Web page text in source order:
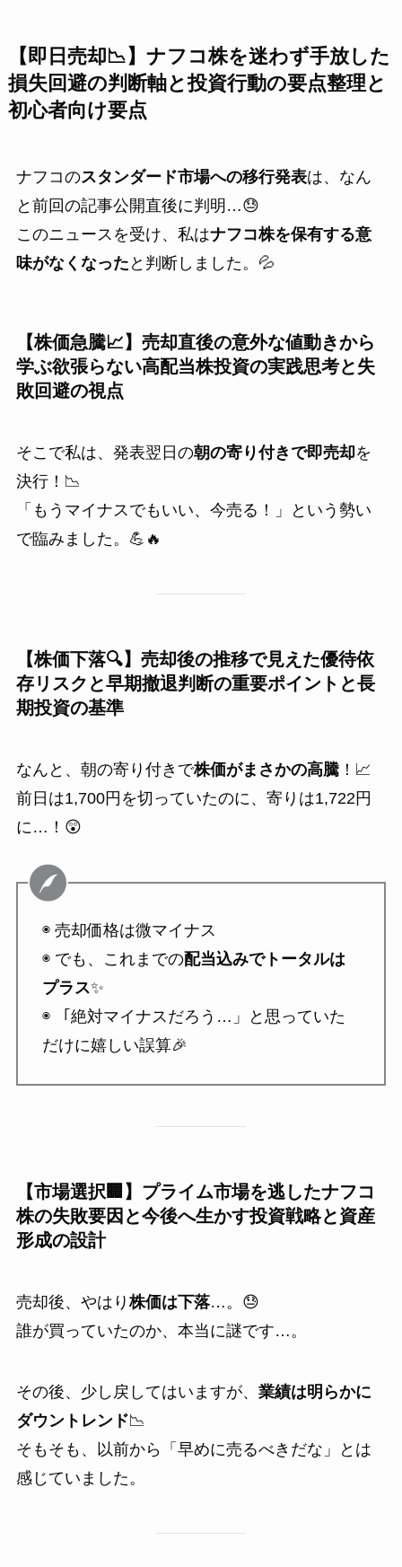
【即日売却📉】ナフコ株を迷わず手放した
損失回避の判断軸と投資行動の要点整理と
初心者向け要点
ナフコのスタンダード市場への移行発表は、なん
と前回の記事公開直後に判明…😓
このニュースを受け、私はナフコ株を保有する意
味がなくなった と判断しました。💦
【株価急騰📈】売却直後の意外な値動きから
学ぶ欲張らない高配当株投資の実践思考と失
敗回避の視点
そこで私は、発表翌日の朝の寄り付きで即売却を
決行！📉
「もうマイナスでもいい、今売る！」という勢い
で臨みました。💪🔥
【株価下落🔍】売却後の推移で見えた優待依
存リスクと早期撤退判断の重要ポイントと長
期投資の基準
なんと、朝の寄り付きで株価がまさかの高騰！📈
前日は1,700円を切っていたのに、寄りは1,722円
に…！😲
◉ 売却価格は微マイナス
◉ でも、これまでの配当込みでトータルは
プラス✨
◉ 「絶対マイナスだろう…」と思っていた
だけに嬉しい誤算🎉
【市場選択🏢】プライム市場を逃したナフコ
株の失敗要因と今後へ生かす投資戦略と資産
形成の設計
売却後、やはり株価は下落…。😓
誰が買っていたのか、本当に謎です…。
その後、少し戻してはいますが、 業績は明らかに
ダウントレンド📉
そもそも、以前から「早めに売るべきだな」とは
感じていました。